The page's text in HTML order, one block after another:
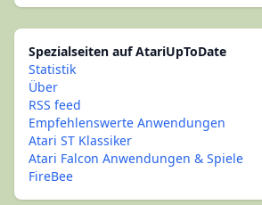
Spezialseiten auf AtariUpToDate
Statistik
Über
RSS feed
Empfehlenswerte Anwendungen
Atari ST Klassiker
Atari Falcon Anwendungen & Spiele
FireBee